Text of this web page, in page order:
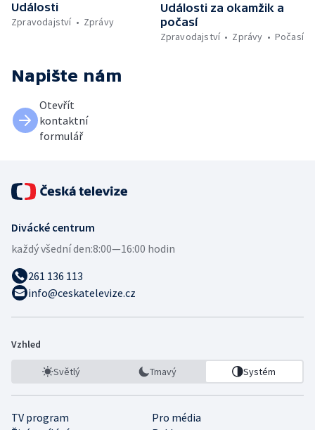
Události
Zpravodajství
Zprávy
Události za okamžik a
počasí
Zpravodajství
Zprávy Počasí
Napište nám
Otevřít
kontaktní
formulář
Divácké centrum
každý všední den:8:00—16:00 hodin
261 136 113
info@ceskatelevize.cz
Vzhled
Světlý Tmavý Systém
TV program
Pro média